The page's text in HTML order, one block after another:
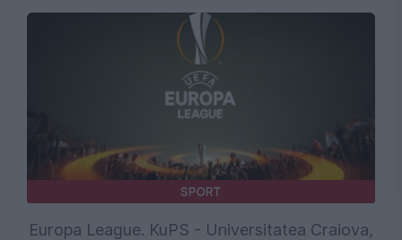
SPORT
Europa League. KuPS - Universitatea Craiova,